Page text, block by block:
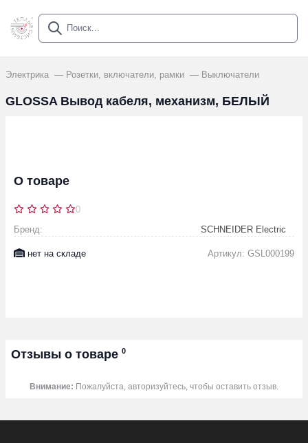
Электрика Розетки, включатели, рамки Выключатели
GLOSSA Вывод кабеля, механизм, БЕЛЫЙ
О товаре
0
Бренд:
SCHNEIDER Electric
нет на складе Артикул: GSL000199
Отзывы о товаре 0
Внимание: Пожалуйста, авторизуйтесь, чтобы оставить отзыв.